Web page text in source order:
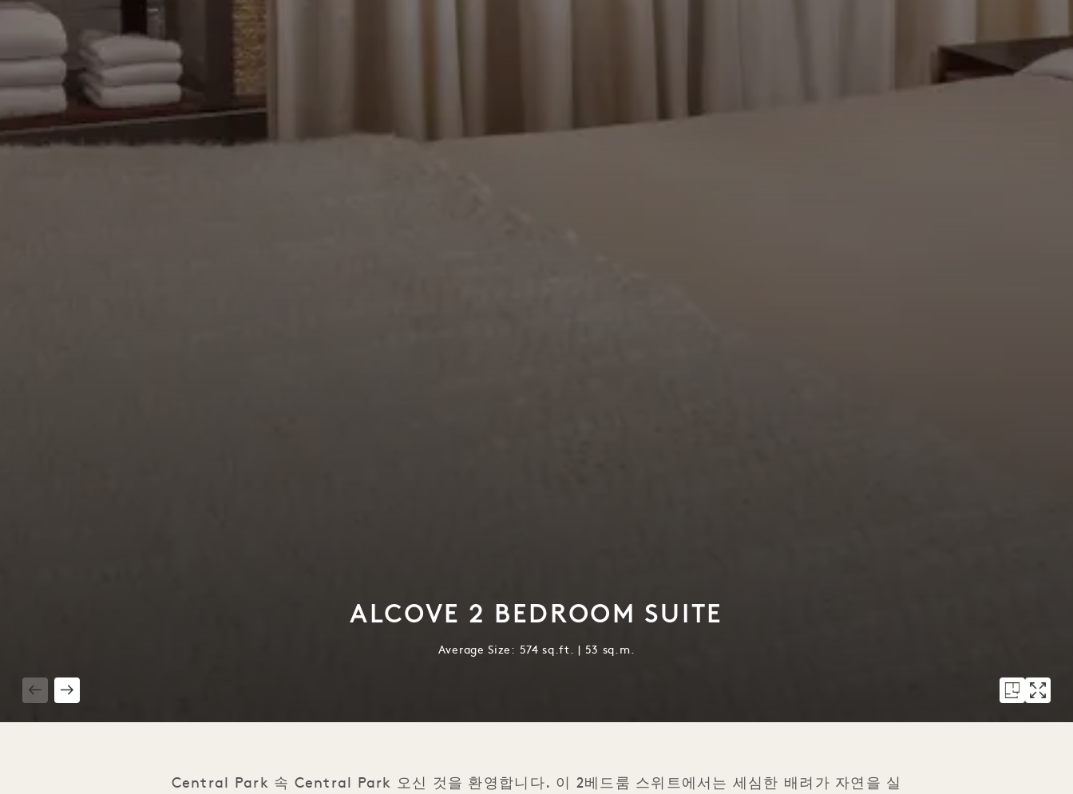
ALCOVE 2 BEDROOM SUITE
Average Size: 574 sq.ft. | 53 sq.m.
Central Park 속 Central Park 오신 것을 환영합니다. 이 2베드룸 스위트에서는 세심한 배려가 자연을 실